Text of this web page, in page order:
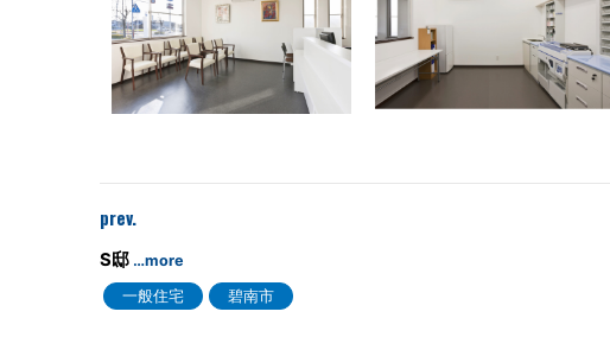
prev.
S邸 …more
一般住宅
碧南市